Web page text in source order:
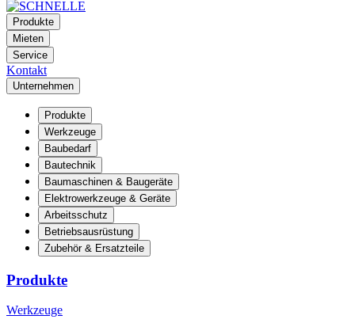
Produkte
Mieten
Service
Kontakt
Unternehmen
Produkte
Werkzeuge
Baubedarf
Bautechnik
Baumaschinen & Baugeräte
Elektrowerkzeuge & Geräte
Arbeitsschutz
Betriebsausrüstung
Zubehör & Ersatzteile
Produkte
Werkzeuge